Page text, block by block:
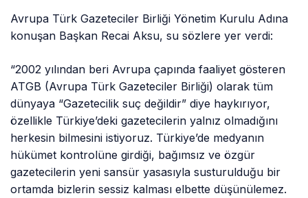
Avrupa Türk Gazeteciler Birliği Yönetim Kurulu Adına
konuşan Başkan Recai Aksu, su sözlere yer verdi:
“2002 yılından beri Avrupa çapında faaliyet gösteren
ATGB (Avrupa Türk Gazeteciler Birliği) olarak tüm
dünyaya “Gazetecilik suç değildir” diye haykırıyor,
özellikle Türkiye’deki gazetecilerin yalnız olmadığını
herkesin bilmesini istiyoruz. Türkiye’de medyanın
hükümet kontrolüne girdiği, bağımsız ve özgür
gazetecilerin yeni sansür yasasıyla susturulduğu bir
ortamda bizlerin sessiz kalması elbette düşünülemez.